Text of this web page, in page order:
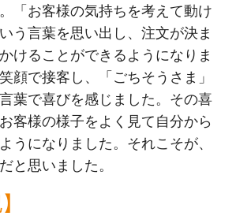
「お客様の気持ちを考えて動け
う言葉を思い出し、注文が決ま
けることができるようになりま
顔で接客し、「ごちそうさま」
葉で喜びを感じました。その喜
客様の様子をよく見て自分から
うになりました。それこそが、
と思いました。